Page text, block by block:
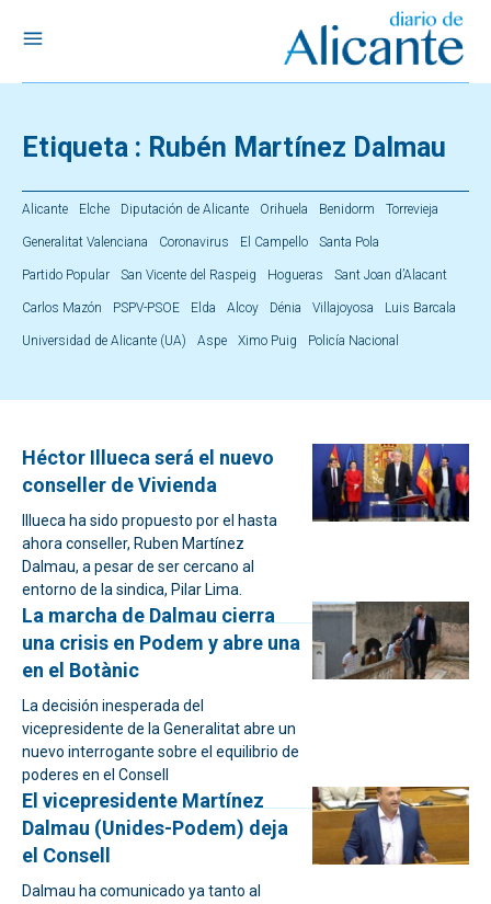
Etiqueta : Rubén Martínez Dalmau
Alicante Elche Diputación de Alicante Orihuela Benidorm Torrevieja
Generalitat Valenciana Coronavirus El Campello Santa Pola
Partido Popular San Vicente del Raspeig Hogueras Sant Joan d’Alacant
Carlos Mazón PSPV-PSOE Elda Alcoy Dénia Villajoyosa Luis Barcala
Universidad de Alicante (UA) Aspe Ximo Puig Policía Nacional
Héctor Illueca será el nuevo
conseller de Vivienda
Illueca ha sido propuesto por el hasta
ahora conseller, Ruben Martínez
Dalmau, a pesar de ser cercano al
entorno de la sindica, Pilar Lima.
La marcha de Dalmau cierra
una crisis en Podem y abre una
en el Botànic
La decisión inesperada del
vicepresidente de la Generalitat abre un
nuevo interrogante sobre el equilibrio de
poderes en el Consell
El vicepresidente Martínez
Dalmau (Unides-Podem) deja
el Consell
Dalmau ha comunicado ya tanto al